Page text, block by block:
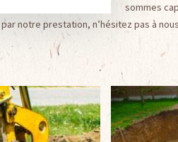
sommes
notre prestation, n’hésitez pas à